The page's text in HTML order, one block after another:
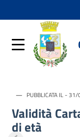
PUBBLICATA IL -
Validità
di età